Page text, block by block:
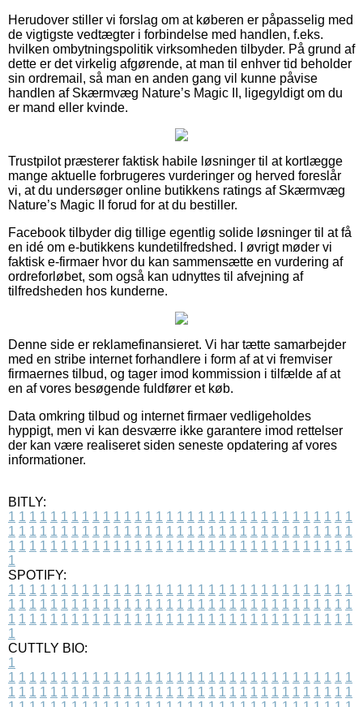
Herudover stiller vi forslag om at køberen er påpasselig med
de vigtigste vedtægter i forbindelse med handlen, f.eks.
hvilken ombytningspolitik virksomheden tilbyder. På grund af
dette er det virkelig afgørende, at man til enhver tid beholder
sin ordremail, så man en anden gang vil kunne påvise
handlen af Skærmvæg Nature’s Magic II, ligegyldigt om du
er mand eller kvinde.
Trustpilot præsterer faktisk habile løsninger til at kortlægge
mange aktuelle forbrugeres vurderinger og herved foreslår
vi, at du undersøger online butikkens ratings af Skærmvæg
Nature’s Magic II forud for at du bestiller.
Facebook tilbyder dig tillige egentlig solide løsninger til at få
en idé om e-butikkens kundetilfredshed. I øvrigt møder vi
faktisk e-firmaer hvor du kan sammensætte en vurdering af
ordreforløbet, som også kan udnyttes til afvejning af
tilfredsheden hos kunderne.
Denne side er reklamefinansieret. Vi har tætte samarbejder
med en stribe internet forhandlere i form af at vi fremviser
firmaernes tilbud, og tager imod kommission i tilfælde af at
en af vores besøgende fuldfører et køb.
Data omkring tilbud og internet firmaer vedligeholdes
hyppigt, men vi kan desværre ikke garantere imod rettelser
der kan være realiseret siden seneste opdatering af vores
informationer.
BITLY:
1 1 1 1 1 1 1 1 1 1 1 1 1 1 1 1 1 1 1 1 1 1 1 1 1 1 1 1 1 1 1 1 1
1 1 1 1 1 1 1 1 1 1 1 1 1 1 1 1 1 1 1 1 1 1 1 1 1 1 1 1 1 1 1 1 1
1 1 1 1 1 1 1 1 1 1 1 1 1 1 1 1 1 1 1 1 1 1 1 1 1 1 1 1 1 1 1 1 1
1
SPOTIFY:
1 1 1 1 1 1 1 1 1 1 1 1 1 1 1 1 1 1 1 1 1 1 1 1 1 1 1 1 1 1 1 1 1
1 1 1 1 1 1 1 1 1 1 1 1 1 1 1 1 1 1 1 1 1 1 1 1 1 1 1 1 1 1 1 1 1
1 1 1 1 1 1 1 1 1 1 1 1 1 1 1 1 1 1 1 1 1 1 1 1 1 1 1 1 1 1 1 1 1
1
CUTTLY BIO:
1
1 1 1 1 1 1 1 1 1 1 1 1 1 1 1 1 1 1 1 1 1 1 1 1 1 1 1 1 1 1 1 1 1
1 1 1 1 1 1 1 1 1 1 1 1 1 1 1 1 1 1 1 1 1 1 1 1 1 1 1 1 1 1 1 1 1